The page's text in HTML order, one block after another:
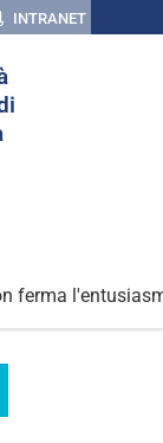
INTRANET
ferma